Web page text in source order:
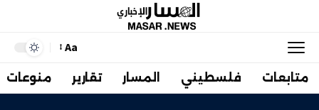
Aa
متابعات فلسطيني المسار تقارير منوعات